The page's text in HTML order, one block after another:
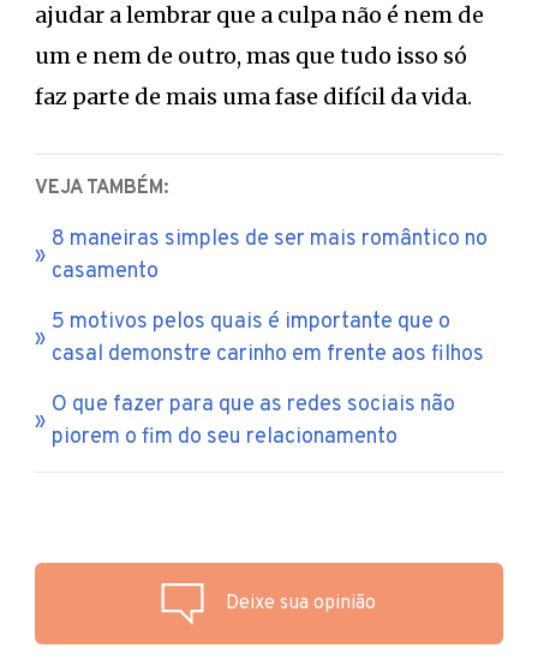
ajudar a lembrar que a culpa não é nem de
um e nem de outro, mas que tudo isso só
faz parte de mais uma fase difícil da vida.
VEJA TAMBÉM:
8 maneiras simples de ser mais romântico no
casamento
5 motivos pelos quais é importante que o
casal demonstre carinho em frente aos filhos
O que fazer para que as redes sociais não
piorem o fim do seu relacionamento
Deixe sua opinião